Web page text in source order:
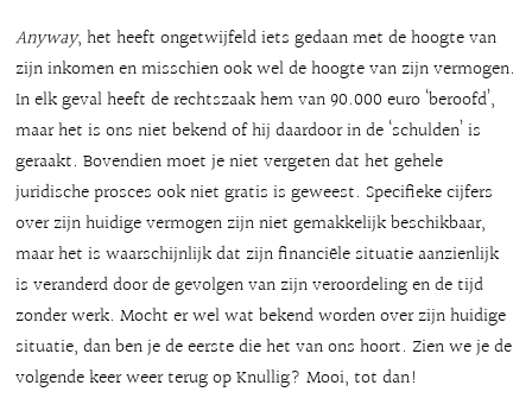
Anyway, het heeft ongetwijfeld iets gedaan met de hoogte van
zijn inkomen en misschien ook wel de hoogte van zijn vermogen.
In elk geval heeft de rechtszaak hem van 90.000 euro ‘beroofd’,
maar het is ons niet bekend of hij daardoor in de ‘schulden’ is
geraakt. Bovendien moet je niet vergeten dat het gehele
juridische prosces ook niet gratis is geweest. Specifieke cijfers
over zijn huidige vermogen zijn niet gemakkelijk beschikbaar,
maar het is waarschijnlijk dat zijn financiële situatie aanzienlijk
is veranderd door de gevolgen van zijn veroordeling en de tijd
zonder werk. Mocht er wel wat bekend worden over zijn huidige
situatie, dan ben je de eerste die het van ons hoort. Zien we je de
volgende keer weer terug op Knullig? Mooi, tot dan!